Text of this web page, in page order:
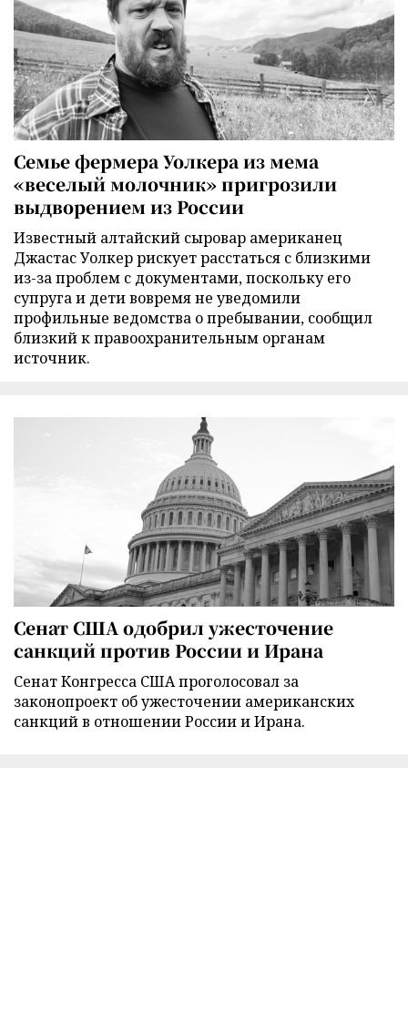
Семье фермера Уолкера из мема
«веселый молочник» пригрозили
выдворением из России
Известный алтайский сыровар американец
Джастас Уолкер рискует расстаться с близкими
из-за проблем с документами, поскольку его
супруга и дети вовремя не уведомили
профильные ведомства о пребывании, сообщил
близкий к правоохранительным органам
источник.
Сенат США одобрил ужесточение
санкций против России и Ирана
Сенат Конгресса США проголосовал за
законопроект об ужесточении американских
санкций в отношении России и Ирана.